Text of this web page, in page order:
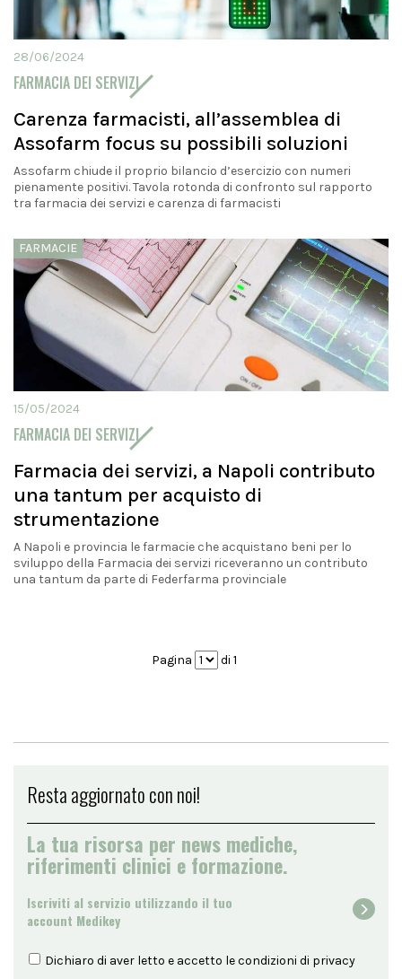
28/06/2024
FARMACIA DEI SERVIZI
Carenza farmacisti, all’assemblea di
Assofarm focus su possibili soluzioni
Assofarm chiude il proprio bilancio d’esercizio con numeri
pienamente positivi. Tavola rotonda di confronto sul rapporto
tra farmacia dei servizi e carenza di farmacisti
FARMACIE
15/05/2024
FARMACIA DEI SERVIZI
Farmacia dei servizi, a Napoli contributo
una tantum per acquisto di
strumentazione
A Napoli e provincia le farmacie che acquistano beni per lo
sviluppo della Farmacia dei servizi riceveranno un contributo
una tantum da parte di Federfarma provinciale
Pagina di 1
Resta aggiornato con noi!
La tua risorsa per news mediche,
riferimenti clinici e formazione.
Iscriviti al servizio utilizzando il tuo
account Medikey
Dichiaro di aver letto e accetto le condizioni di privacy